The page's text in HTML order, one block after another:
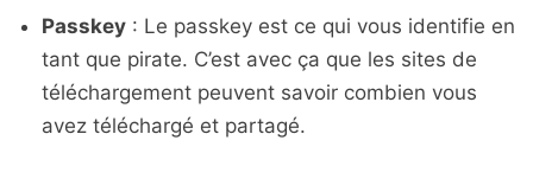
Passkey : Le passkey est ce qui vous identifie en
tant que pirate. C’est avec ça que les sites de
téléchargement peuvent savoir combien vous
avez téléchargé et partagé.